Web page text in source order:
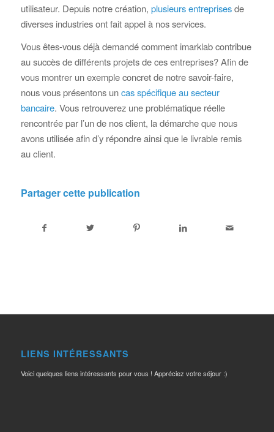
utilisateur. Depuis notre création, plusieurs entreprisesde
diverses industries ont fait appel à nos services.
Vous êtes-vous déjà demandé comment imarklab contribue
au succès de différents projets de ces entreprises? Afin de
vous montrer un exemple concret de notre savoir-faire,
nous vous présentons uncas spécifique au secteur
bancaire. Vous retrouverez une problématique réelle
rencontrée par l’un de nos client, la démarche que nous
avons utilisée afin d’y répondre ainsi que le livrable remis
au client.
Partager cette publication
LIENS INTÉRESSANTS
Voici quelques liens intéressants pour vous ! Appréciez votre séjour :)